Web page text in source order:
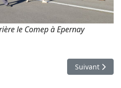
le Comep à Epernay
de l'Association Européenne
Article
Suivant